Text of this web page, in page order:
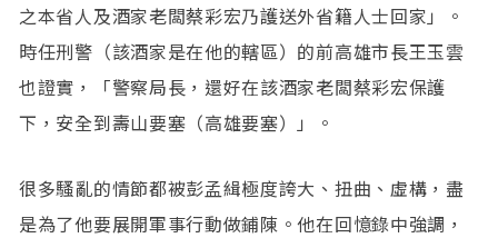
之本省人及酒家老闆蔡彩宏乃護送外省籍人士回家」。
時任刑警（該酒家是在他的轄區）的前高雄市長王玉雲
也證實，「警察局長，還好在該酒家老闆蔡彩宏保護
下，安全到壽山要塞（高雄要塞）」。
很多騷亂的情節都被彭孟緝極度誇大、扭曲、虛構，盡
是為了他要展開軍事行動做鋪陳。他在回憶錄中強調，